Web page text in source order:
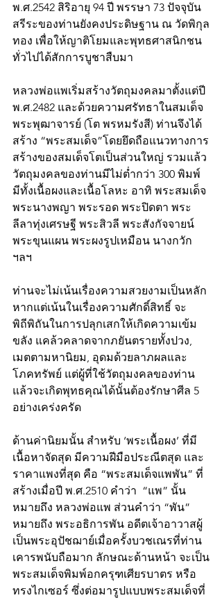
พ.ศ.2542 สิริอายุ 94 ปี พรรษา 73 ปัจจุบัน
สรีระของท่านยังคงประดิษฐาน ณ วัดพิกุล
ทอง เพื่อให้ญาติโยมและพุทธศาสนิกชน
ทั่วไปได้สักการบูชาสืบมา
หลวงพ่อแพเริ่มสร้างวัตถุมงคลมาตั้งแต่ปี
พ.ศ.2482 และด้วยความศรัทธาในสมเด็จ
พระพุฒาจารย์ (โต พรหมรังสี) ท่านจึงได้
สร้าง “พระสมเด็จ”โดยยึดถือแนวทางการ
สร้างของสมเด็จโตเป็นส่วนใหญ่ รวมแล้ว
วัตถุมงคลของท่านมีไม่ต่ำกว่า 300 พิมพ์
มีทั้งเนื้อผงและเนื้อโลหะ อาทิ พระสมเด็จ
พระนางพญา พระรอด พระปิดตา พระ
ลีลาทุ่งเศรษฐี พระสิวลี พระสังกัจจายน์
พระขุนแผน พระผงรูปเหมือน นางกวัก
ฯลฯ
ท่านจะไม่เน้นเรื่องความสวยงามเป็นหลัก
หากแต่เน้นในเรื่องความศักดิ์สิทธิ์ จะ
พิถีพิถันในการปลุกเสกให้เกิดความเข้ม
ขลัง แคล้วคลาดจากภยันตรายทั้งปวง,
เมตตามหานิยม, อุดมด้วยลาภผลและ
โภคทรัพย์ แต่ผู้ที่ใช้วัตถุมงคลของท่าน
แล้วจะเกิดพุทธคุณได้นั้นต้องรักษาศีล 5
อย่างเคร่งครัด
ด้านค่านิยมนั้น สำหรับ ‘พระเนื้อผง’ ที่มี
เนื้อหาจัดสุด มีความฝีมือประณีตสุด และ
ราคาแพงที่สุด คือ “พระสมเด็จแพพัน” ที่
สร้างเมื่อปี พ.ศ.2510 คำว่า  “แพ” นั้น
หมายถึง หลวงพ่อแพ ส่วนคำว่า “พัน”
หมายถึง พระอธิการพัน อดีตเจ้าอาวาสผู้
เป็นพระอุปัชฌาย์เมื่อครั้งบวชเณรที่ท่าน
เคารพนับถือมาก ลักษณะด้านหน้า จะเป็น
พระสมเด็จพิมพ์อกครุฑเศียรบาตร หรือ
ทรงไกเซอร์ ซึ่งต่อมารูปแบบพระสมเด็จที่